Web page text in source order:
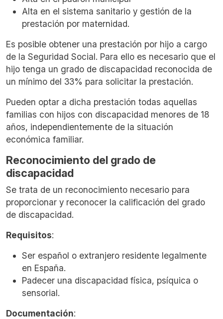
Alta en el sistema sanitario y gestión de la
prestación por maternidad.
Es posible obtener una prestación por hijo a cargo
de la Seguridad Social. Para ello es necesario que el
hijo tenga un grado de discapacidad reconocida de
un mínimo del 33% para solicitar la prestación.
Pueden optar a dicha prestación todas aquellas
familias con hijos con discapacidad menores de 18
años, independientemente de la situación
económica familiar.
Reconocimiento del grado de
discapacidad
Se trata de un reconocimiento necesario para
proporcionar y reconocer la calificación del grado
de discapacidad.
Requisitos:
Ser español o extranjero residente legalmente
en España.
Padecer una discapacidad física, psíquica o
sensorial.
Documentación: